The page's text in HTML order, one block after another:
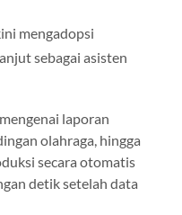
mengadopsi
sebagai asisten
laporan
olahraga, hingga
secara otomatis
detik setelah data